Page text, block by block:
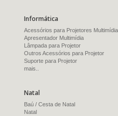
Informática
Acessórios para Projetores Multimídia
Apresentador Multimídia
Lâmpada para Projetor
Outros Acessórios para Projetor
Suporte para Projetor
mais..
Natal
Baú / Cesta de Natal
Natal